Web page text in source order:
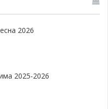
с подписью
поэтому они так долго
2026
2025-2026